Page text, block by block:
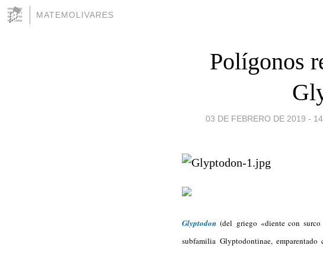
MATEMOLIVARES
Polígonos
03 DE FEBRERO DE 2019 -
Glyptodon (del griego «diente con
subfamilia Glyptodontinae,